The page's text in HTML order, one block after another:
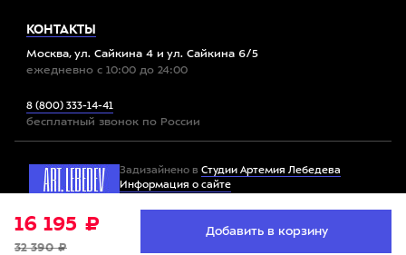
КОНТАКТЫ
Москва, ул. Сайкина 4 и ул. Сайкина 6/5
ежедневно с 10:00 до 24:00
8 (800) 333-14-41
бесплатный звонок по России
Задизайнено в Студии Артемия Лебедева
Информация о сайте
Все права защищены. 2012-2026 © Спорт-Марафон
Мы используем файлы cookie. Продолжив работу с
условиями использования
файлов cookie
Принять
16 195 ₽
32 390 ₽
Добавить в корзину